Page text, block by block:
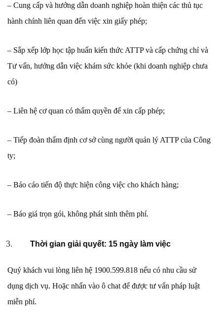
– Cung cấp và hướng dẫn doanh nghiệp hoàn thiện các thủ tục
hành chính liên quan đến việc xin giấy phép;
– Sắp xếp lớp học tập huấn kiến thức ATTP và cấp chứng chỉ và
Tư vấn, hướng dẫn việc khám sức khỏe (khi doanh nghiệp chưa
có)
– Liên hệ cơ quan có thẩm quyền để xin cấp phép;
– Tiếp đoàn thẩm định cơ sở cùng người quản lý ATTP của Công
ty;
– Báo cáo tiến độ thực hiện công việc cho khách hàng;
– Báo giá trọn gói, không phát sinh thêm phí.
Thời gian giải quyết: 15 ngày làm việc
Quý khách vui lòng liên hệ 1900.599.818 nếu có nhu cầu sử
dụng dịch vụ. Hoặc nhấn vào ô chat để được tư vấn pháp luật
miễn phí.